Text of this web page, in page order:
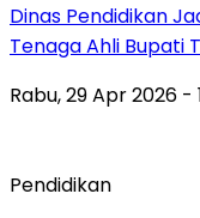
Dinas Pendidikan
Tenaga Ahli Bupati
Rabu, 29 Apr 2026 -
Pendidikan